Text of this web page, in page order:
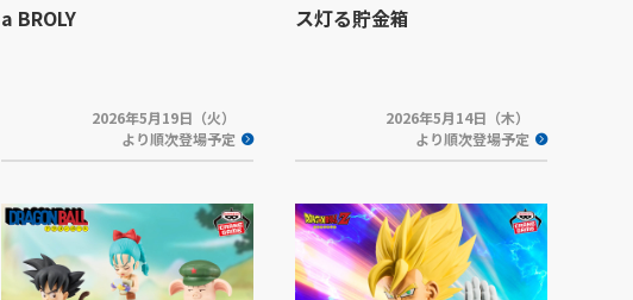
a BROLY
2026年5月19日（火）
より順次登場予定
ス灯る貯金箱
2026年5月14日（木）
より順次登場予定